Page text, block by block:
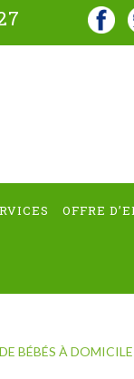
OFFRE
BÉBÉS À